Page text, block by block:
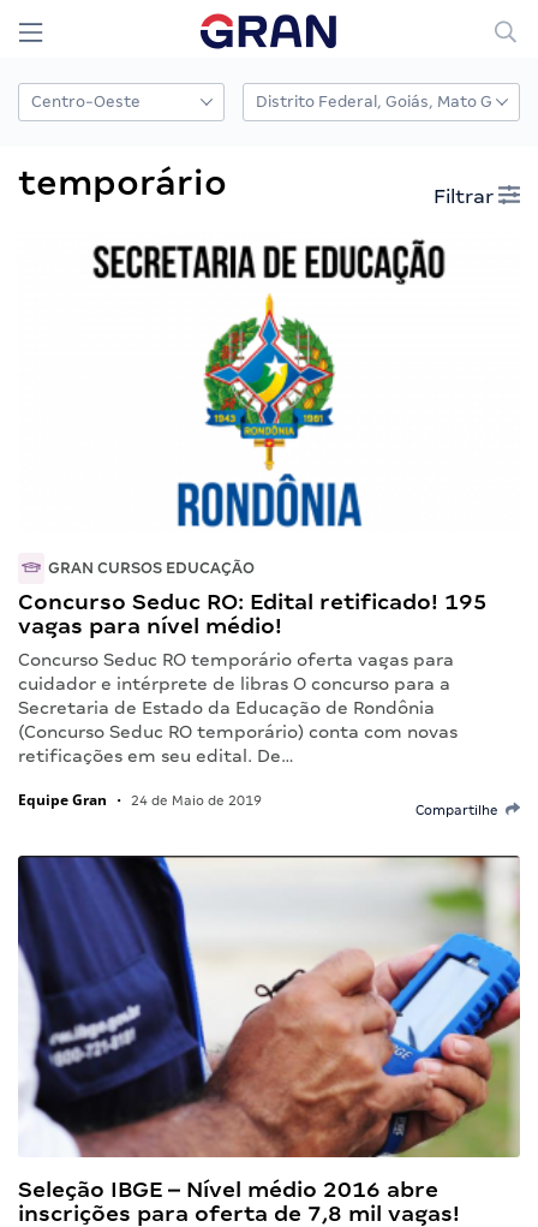
temporário Filtrar
GRAN CURSOS EDUCAÇÃO
Concurso Seduc RO: Edital retificado! 195
vagas para nível médio!
Concurso Seduc RO temporário oferta vagas para
cuidador e intérprete de libras O concurso para a
Secretaria de Estado da Educação de Rondônia
(Concurso Seduc RO temporário) conta com novas
retificações em seu edital. De…
Equipe Gran • 24 de Maio de 2019
Compartilhe
Seleção IBGE – Nível médio 2016 abre
inscrições para oferta de 7,8 mil vagas!